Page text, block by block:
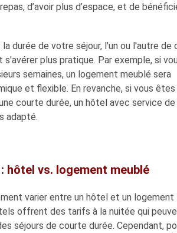
d’avoir plus d’espace, et de
durée de votre séjour, l'un ou l'autre de
plus pratique. Par exemple, si
semaines, un logement meublé sera
et flexible. En revanche, si vous êtes
courte durée, un hôtel avec service de
adapté.
hôtel vs. logement meublé
varier entre un hôtel et un logement
offrent des tarifs à la nuitée qui
séjours de courte durée. Cependant,